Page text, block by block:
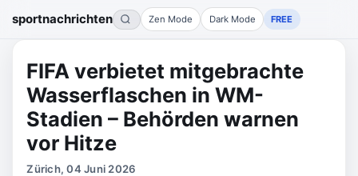
sportnachrichten Zen Mode Dark Mode FREE
FIFA verbietet mitgebrachte
Wasserflaschen in WM-
Stadien – Behörden warnen
vor Hitze
Zürich, 04 Juni 2026